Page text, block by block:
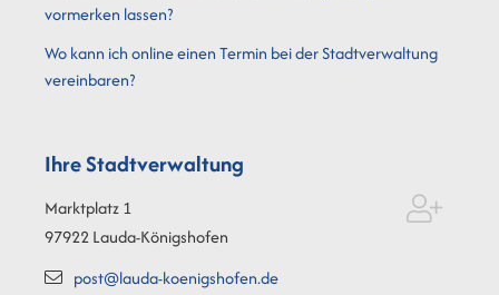
vormerken lassen?
Wo kann ich online einen Termin bei der Stadtverwaltung
vereinbaren?
Ihre Stadtverwaltung
Marktplatz 1
97922Lauda-Königshofen
post@lauda-koenigshofen.de